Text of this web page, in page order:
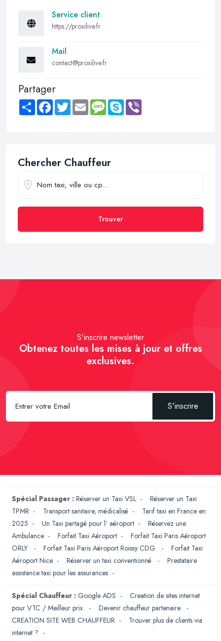
Service client
https://proxilive.fr
Mail
contact@proxilive.fr
Partager
Share FacebookTwitter Email MessageSkype
Chercher Chauffeur
Trouver
S'inscrire newsletter
Obtenez toutes les mises à jour et offres
exclusives.
S'inscrire
Spécial Passager : Réserver un Taxi VSL - Réserver un Taxi
TPMR - Transport sanitaire, médicalisé - Tarif taxi en France en
2025 - Un Taxi partagé pour l' aéroport - Réservez une
Ambulance - Forfait Taxi Aéroport - Forfait Taxi Paris Aéroport
ORLY
- Forfait Taxi Paris Aéroport Roissy CDG - Forfait Taxi
Aéroport Nice - Réserver un taxi conventionné - Prestataire
assistance taxi pour les assurances -
Spécial Chauffeur : Google ADS - Creation de sites internet
pour VTC / Meilleur prix
- Devenir chauffeur partenaire
-
CREATION SITE WEB CHAUFFEUR - Trouver plus de clients via
internet ? -